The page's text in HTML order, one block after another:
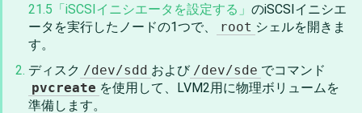
21.5「iSCSIイニシエータを設定する」 のiSCSIイニシエ
ータを実行したノードの1つで、
root シェルを開きま
す。
ディスク /dev/sdd および /dev/sde でコマンド
pvcreate を使用して、LVM2用に物理ボリュームを
準備します。